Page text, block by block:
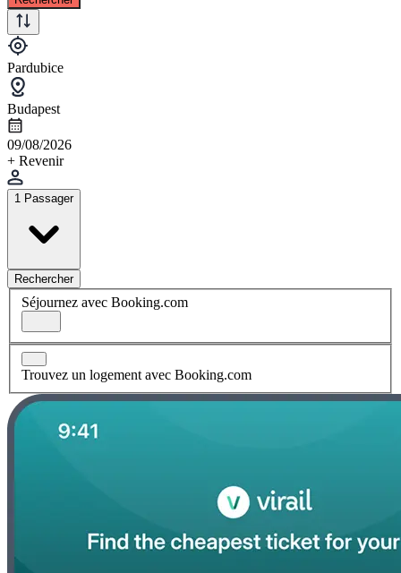
Pardubice
Budapest
09/08/2026
+ Revenir
1 Passager
Rechercher
Séjournez avec Booking.com
Trouvez un logement avec Booking.com